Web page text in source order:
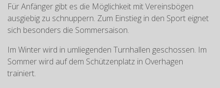
Für Anfänger gibt es die Möglichkeit mit Vereinsbögen
ausgiebig zu schnuppern. Zum Einstieg in den Sport eignet
sich besonders die Sommersaison.
Im Winter wird in umliegenden Turnhallen geschossen. Im
Sommer wird auf dem Schützenplatz in Overhagen
trainiert.